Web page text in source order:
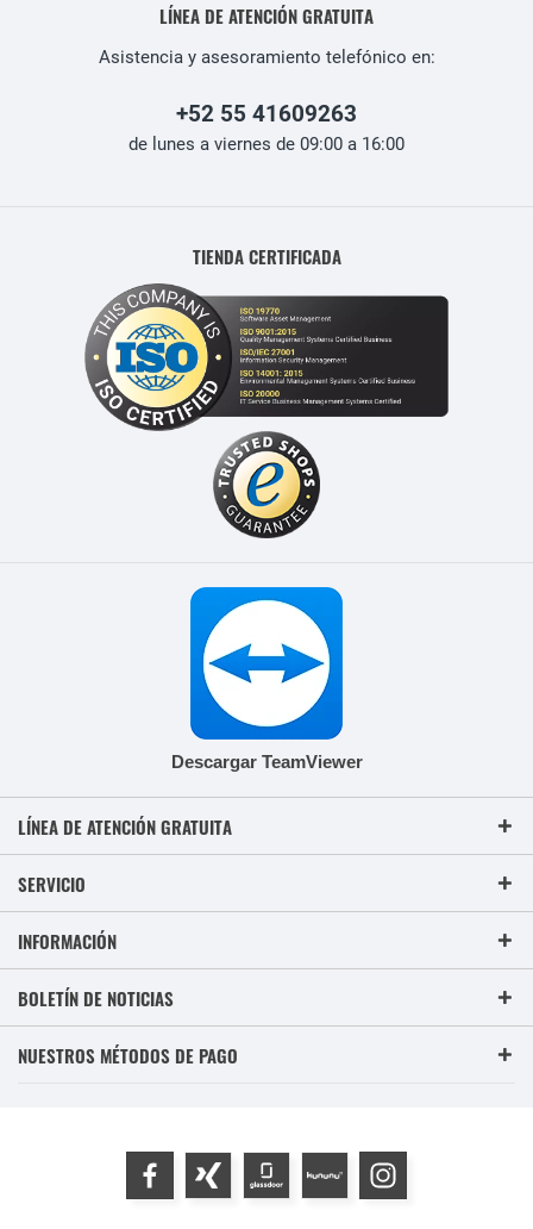
LÍNEA DE ATENCIÓN GRATUITA
Asistencia y asesoramiento telefónico en:
+52 55 41609263
de lunes a viernes de 09:00 a 16:00
TIENDA CERTIFICADA
Descargar TeamViewer
LÍNEA DE ATENCIÓN GRATUITA
SERVICIO
INFORMACIÓN
BOLETÍN DE NOTICIAS
NUESTROS MÉTODOS DE PAGO